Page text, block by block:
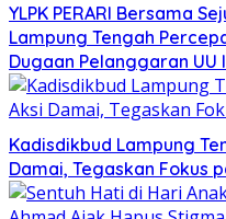
YLPK PERARI Bersama
Lampung Tengah
Dugaan Pelanggaran UU
Kadisdikbud Lampung
Damai, Tegaskan Fokus